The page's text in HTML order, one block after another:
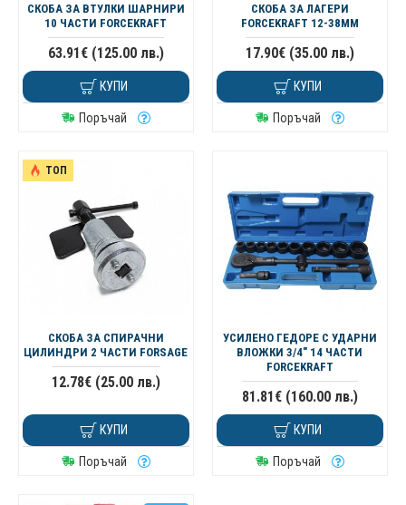
СКОБА ЗА ВТУЛКИ ШАРНИРИ
10 ЧАСТИ FORCEKRAFT
63.91€ (125.00 лв.)
КУПИ
Поръчай
СКОБА ЗА ЛАГЕРИ
FORCEKRAFT 12-38MM
17.90€ (35.00 лв.)
КУПИ
Поръчай
ТОП
СКОБА ЗА СПИРАЧНИ
ЦИЛИНДРИ 2 ЧАСТИ FORSAGE
12.78€ (25.00 лв.)
КУПИ
Поръчай
УСИЛЕНО ГЕДОРЕ С УДАРНИ
ВЛОЖКИ 3/4″ 14 ЧАСТИ
FORCEKRAFT
81.81€ (160.00 лв.)
КУПИ
Поръчай